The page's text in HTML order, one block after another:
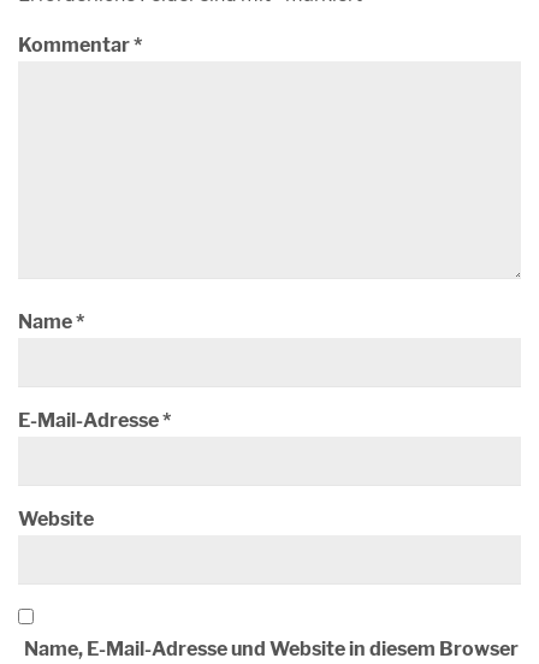
Kommentar*
Name*
E-Mail-Adresse*
Website
Name, E-Mail-Adresse und Website in diesem Browser